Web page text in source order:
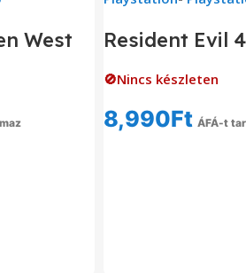
West Resident Evil 4
🚫Nincs készleten
8,990Ft ÁFÁ-t